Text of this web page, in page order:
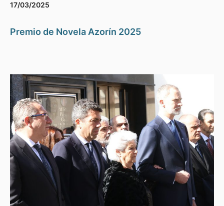
17/03/2025
Premio de Novela Azorín 2025